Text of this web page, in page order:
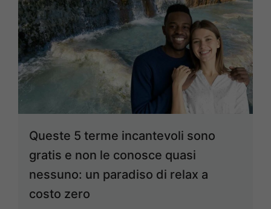
Queste 5 terme incantevoli sono
gratis e non le conosce quasi
nessuno: un paradiso di relax a
costo zero